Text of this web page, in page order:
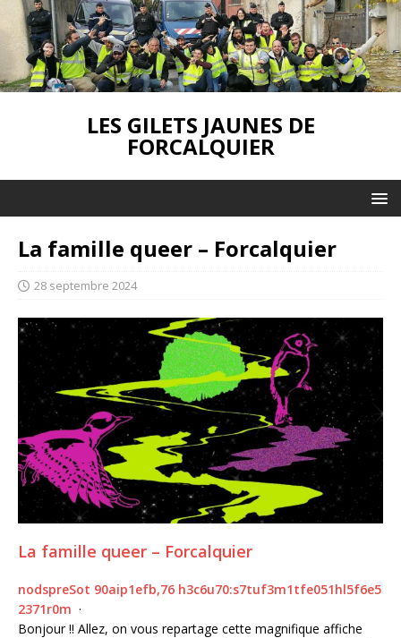
LES GILETS JAUNES DE
FORCALQUIER
La famille queer – Forcalquier
28 septembre 2024
La famille queer – Forcalquier
nodspreSot 90aip1efb,76 h3c6u70:s7tuf3m1tfe051hl5f6e5
2371r0m ·
Bonjour !! Allez, on vous repartage cette magnifique affiche